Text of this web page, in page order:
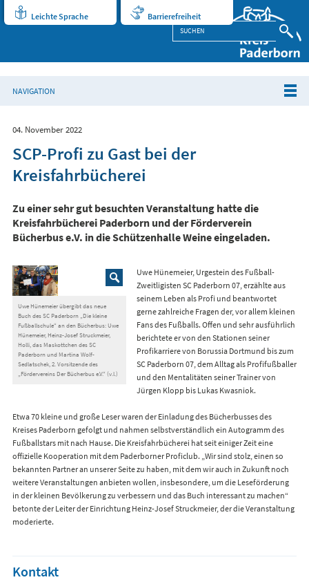
Leichte Sprache Barrierefreiheit
NAVIGATION
04. November 2022
SCP-Profi zu Gast bei der
Kreisfahrbücherei
Zu einer sehr gut besuchten Veranstaltung hatte die
Kreisfahrbücherei Paderborn und der Förderverein
Bücherbus e.V. in die Schützenhalle Weine eingeladen.
Uwe Hünemeier übergibt das neue
Buch des SC Paderborn „Die kleine
Fußballschule“ an den Bücherbus: Uwe
Hünemeier, Heinz-Josef Struckmeier,
Holli, das Maskottchen des SC
Paderborn und Martina Wolf-
Sedlatschek, 2. Vorsitzende des
„Fördervereins Der Bücherbus e.V.“ (v.l.)
Uwe Hünemeier, Urgestein des Fußball-
Zweitligisten SC Paderborn 07, erzählte aus
seinem Leben als Profi und beantwortet
gerne zahlreiche Fragen der, vor allem kleinen
Fans des Fußballs. Offen und sehr ausführlich
berichtete er von den Stationen seiner
Profikarriere von Borussia Dortmund bis zum
SC Paderborn 07, dem Alltag als Profifußballer
und den Mentalitäten seiner Trainer von
Jürgen Klopp bis Lukas Kwasniok.
Etwa 70 kleine und große Leser waren der Einladung des Bücherbusses des
Kreises Paderborn gefolgt und nahmen selbstverständlich ein Autogramm des
Fußballstars mit nach Hause. Die Kreisfahrbücherei hat seit einiger Zeit eine
offizielle Kooperation mit dem Paderborner Proficlub. „Wir sind stolz, einen so
bekannten Partner an unserer Seite zu haben, mit dem wir auch in Zukunft noch
weitere Veranstaltungen anbieten wollen, insbesondere, um die Leseförderung
in der kleinen Bevölkerung zu verbessern und das Buch interessant zu machen“
betonte der Leiter der Einrichtung Heinz-Josef Struckmeier, der die Veranstaltung
moderierte.
Kontakt